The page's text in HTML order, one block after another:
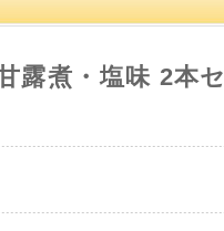
露煮・塩味 2本セ